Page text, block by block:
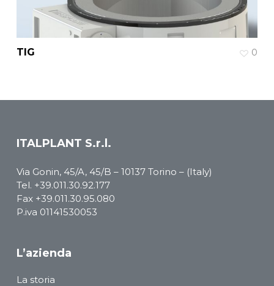
TIG 0
ITALPLANT S.r.l.
Via Gonin, 45/A, 45/B – 10137 Torino – (Italy)
Tel. +39.011.30.92.177
Fax +39.011.30.95.080
P.iva 01141530053
L’azienda
La storia